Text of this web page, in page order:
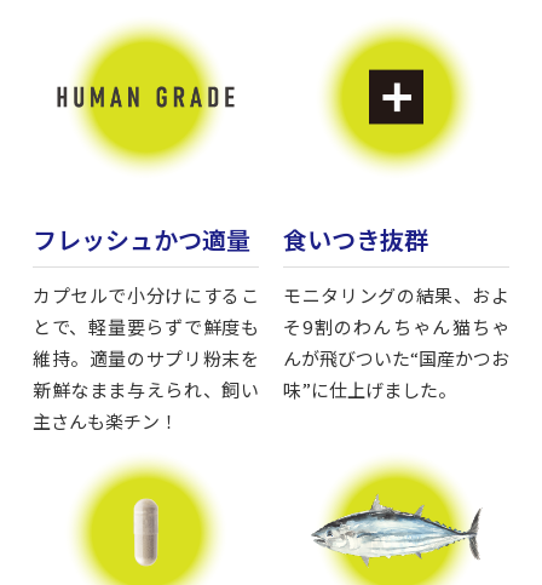
フレッシュかつ適量 食いつき抜群
カプセルで小分けにするこ
とで、軽量要らずで鮮度も
維持。適量のサプリ粉末を
新鮮なまま与えられ、飼い
主さんも楽チン！
モニタリングの結果、およ
そ9割のわんちゃん猫ちゃ
んが飛びついた“国産かつお
味”に仕上げました。